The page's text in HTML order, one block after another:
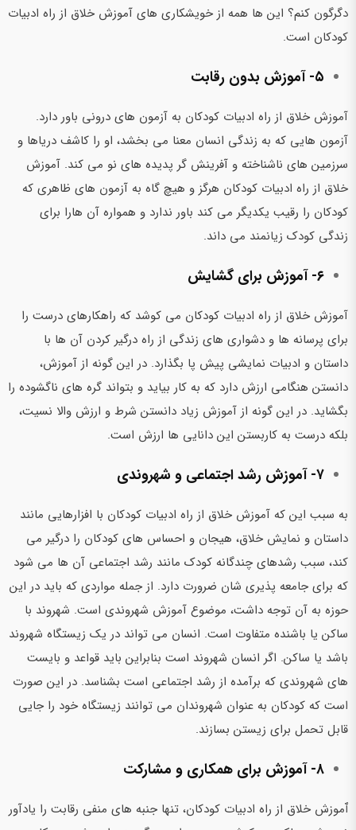
دگرگون کنم؟ این ها همه از خویشکاری های آموزش خلاق از راه ادبیات
کودکان است.
۵- آموزش بدون رقابت
آموزش خلاق از راه ادبیات کودکان به آزمون های درونی باور دارد.
آزمون هایی که به زندگی انسان معنا می بخشد، او را کاشف دریاها و
سرزمین های ناشناخته و آفرینش گر پدیده های نو می کند. آموزش
خلاق از راه ادبیات کودکان هرگز و هیچ گاه به آزمون های ظاهری که
کودکان را رقیب یکدیگر می کند باور ندارد و همواره آن هارا برای
زندگی کودک زیانمند می داند.
۶- آموزش برای گشایش
آموزش خلاق از راه ادبیات کودکان می کوشد که راهکارهای درست را
برای پرسانه ها و دشواری های زندگی از راه درگیر کردن آن ها با
داستان و ادبیات نمایشی پیش پا بگذارد. در این گونه از آموزش،‌
دانستن هنگامی ارزش دارد که به کار بیاید و بتواند گره های ناگشوده را
بگشاید. در این گونه از آموزش زیاد دانستن شرط و ارزش والا نسیت،
بلکه درست به کاربستن این دانایی ها ارزش است.
۷- آموزش رشد اجتماعی و شهروندی
به سبب این که آموزش خلاق از راه ادبیات کودکان با افزارهایی مانند
داستان و نمایش خلاق، هیجان و احساس های کودکان را درگیر می
کند،‌ سبب رشدهای چندگانه کودک مانند رشد اجتماعی آن ها می شود
که برای جامعه پذیری شان ضرورت دارد. از جمله مواردی که باید در این
حوزه به آن توجه داشت، موضوع آموزش شهروندی است. شهروند با
ساکن یا باشنده متفاوت است. انسان می تواند در یک زیستگاه شهروند
باشد یا ساکن. اگر انسان شهروند است بنابراین باید قواعد و بایست
های شهروندی که برآمده از رشد اجتماعی است بشناسد. در این صورت
است که کودکان به عنوان شهروندان می توانند زیستگاه خود را جایی
قابل تحمل برای زیستن بسازند.
۸- آموزش برای همکاری و مشارکت
ٱموزش خلاق از راه ادبیات کودکان،‌ تنها جنبه های منفی رقابت را یادآور